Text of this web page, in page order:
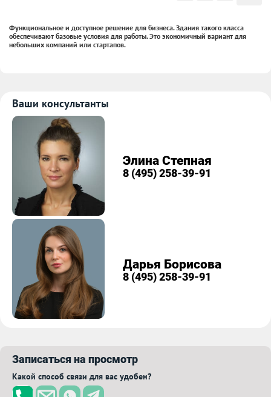
Функциональное и доступное решение для бизнеса. Здания такого класса
обеспечивают базовые условия для работы. Это экономичный вариант для
небольших компаний или стартапов.
Ваши консультанты
Элина Степная
8 (495) 258-39-91
Дарья Борисова
8 (495) 258-39-91
Записаться на просмотр
Какой способ связи для вас удобен?